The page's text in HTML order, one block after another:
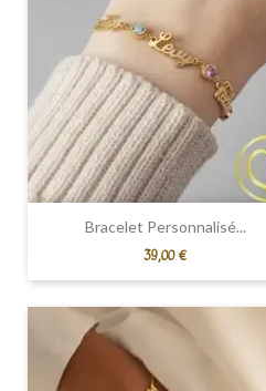
Bracelet Personnalisé...
Prix
39,00 €